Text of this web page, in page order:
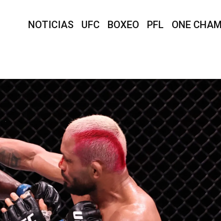
NOTICIAS UFC BOXEO PFL ONE